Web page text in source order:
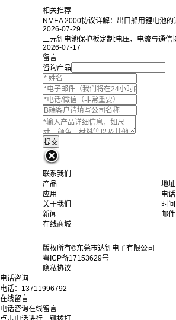
相关推荐
NMEA 2000协议详解：出口船用锂电池
2026-07-29
三元锂电池保护板定制:电压、电流与通信
2026-07-17
留言
咨询产品
联系我们
产品
应用
关于我们
新闻
在线商城
地
电
时
邮
版权所有©东莞市达锂电子有限公司
粤ICP备17153629号
隐私协议
电话咨询
电话： 13711996792
在线留言
电话咨询在线留言